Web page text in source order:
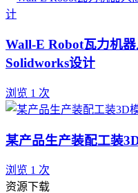
Wall-E Robot瓦力机
Solidworks设计
浏览 1 次
某产品生产装配工装
浏览 1 次
资源下载